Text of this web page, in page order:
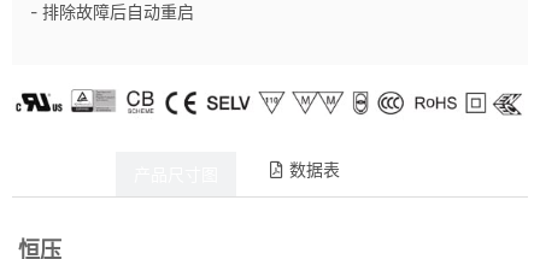
- 排除故障后自动重启
数据表
恒压